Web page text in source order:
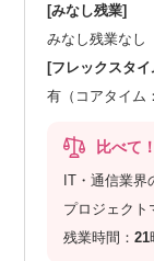
[みなし残業]
みなし残業なし
[フレックスタイ
有（コアタイム
比べて
IT・通信業
プロジェクト
残業時間：21